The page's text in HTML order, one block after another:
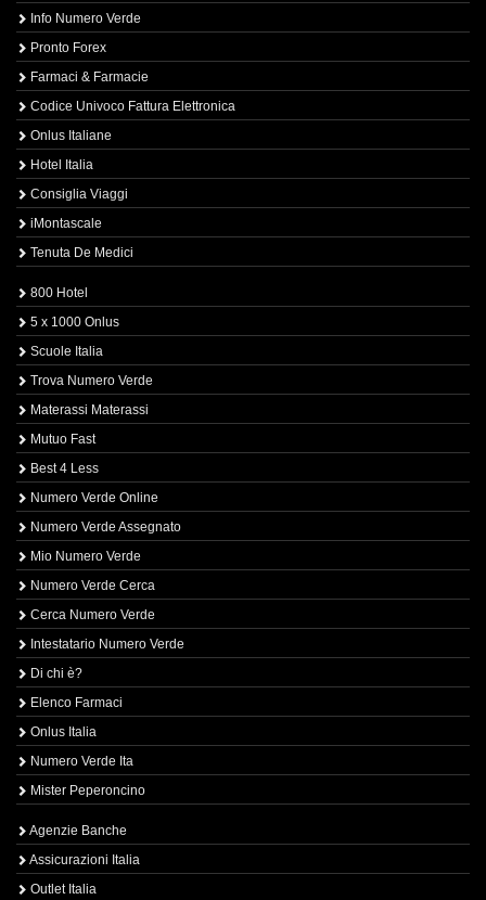
Info Numero Verde
Pronto Forex
Farmaci & Farmacie
Codice Univoco Fattura Elettronica
Onlus Italiane
Hotel Italia
Consiglia Viaggi
iMontascale
Tenuta De Medici
800 Hotel
5 x 1000 Onlus
Scuole Italia
Trova Numero Verde
Materassi Materassi
Mutuo Fast
Best 4 Less
Numero Verde Online
Numero Verde Assegnato
Mio Numero Verde
Numero Verde Cerca
Cerca Numero Verde
Intestatario Numero Verde
Di chi è?
Elenco Farmaci
Onlus Italia
Numero Verde Ita
Mister Peperoncino
Agenzie Banche
Assicurazioni Italia
Outlet Italia